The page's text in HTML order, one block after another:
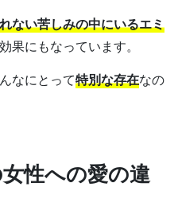
ない苦しみの中にいるエミ
果にもなっています。
なにとって特別な存在なの
性への愛の違